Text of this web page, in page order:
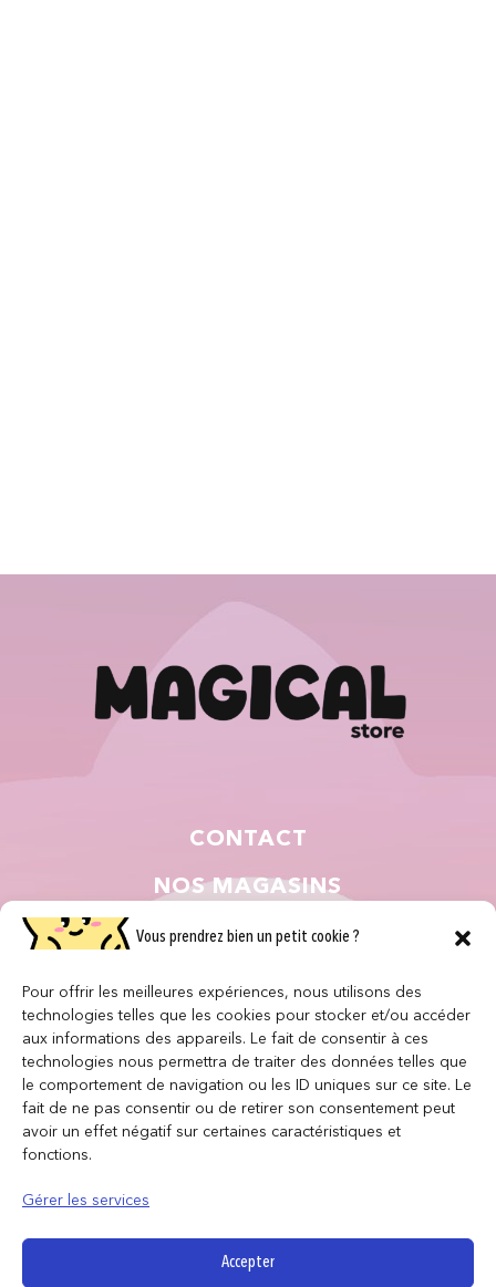
Vous prendrez bien un petit cookie ?
Pour offrir les meilleures expériences, nous utilisons des
technologies telles que les cookies pour stocker et/ou accéder
aux informations des appareils. Le fait de consentir à ces
technologies nous permettra de traiter des données telles que
le comportement de navigation ou les ID uniques sur ce site. Le
fait de ne pas consentir ou de retirer son consentement peut
avoir un effet négatif sur certaines caractéristiques et
fonctions.
Gérer les services
Accepter
CONTACT
NOS MAGASINS
QUI SOMMES NOUS ?
NOUS REJOINDRE
F.A.Q
INFORMATIONS LÉGALES
Politique de confidentialité
Mentions légales